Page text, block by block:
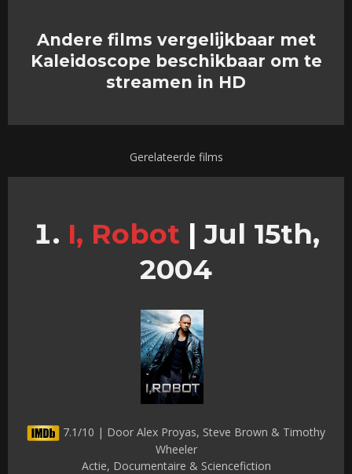
Andere films vergelijkbaar met
Kaleidoscope beschikbaar om te
streamen in HD
Gerelateerde films
I, Robot | Jul 15th,
2004
7.1/10 | Door Alex Proyas, Steve Brown & Timothy
Wheeler
Actie, Documentaire & Sciencefiction